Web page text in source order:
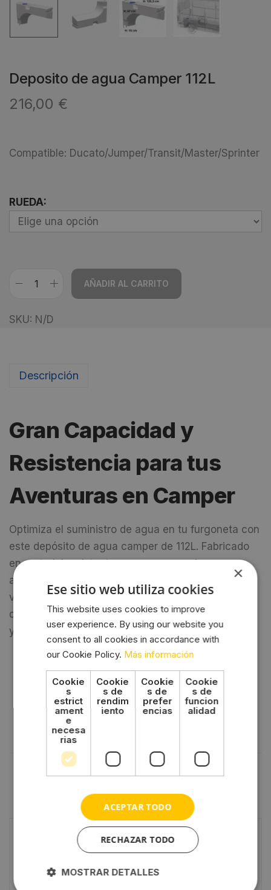
Deposito de agua Camper 112L
216,00 €
Compatible: Ducato/Jumper/Transit/Master/Sprinter
RUEDA:
AÑADIR AL CARRITO
l
t
v
SKU: N/D
Descripción
Gran Capacidad y
Resistencia para tus
Aventuras en Camper
Optimiza el suministro de agua en tu furgoneta con
este depósito de agua camper de 112L. Fabricado
en material resistente y seguro para el
almacenamiento de aguas limpias, es ideal para
viajes largos. Compatible con diferentes sistemas
de instalación, garantiza un flujo de agua eficiente
y seguro.
×
Ese sitio web utiliza cookies
This website uses cookies to improve
user experience. By using our website you
consent to all cookies in accordance with
our Cookie Policy. Más información
Cookie
s
estrict
ament
e
necesa
rias
Cookie
s de
rendim
iento
Cookie
s de
prefer
encias
Cookie
s de
funcion
alidad
ACEPTAR TODO
RECHAZAR TODO
MOSTRAR DETALLES